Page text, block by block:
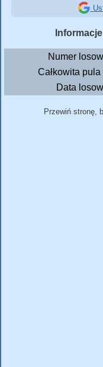
Numer
Całkowita pula
Data
Przewiń stronę,